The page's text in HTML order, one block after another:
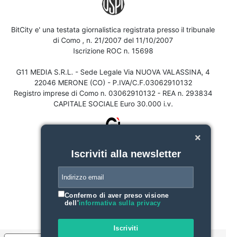
BitCity e' una testata giornalistica registrata presso il tribunale
di Como , n. 21/2007 del 11/10/2007
Iscrizione ROC n. 15698
G11 MEDIA S.R.L. - Sede Legale Via NUOVA VALASSINA, 4
22046 MERONE (CO) - P.IVA/C.F.03062910132
Registro imprese di Como n. 03062910132 - REA n. 293834
CAPITALE SOCIALE Euro 30.000 i.v.
Iscriviti alla newsletter
Confermo di aver preso visione
dell'informativa sulla privacy
Iscriviti